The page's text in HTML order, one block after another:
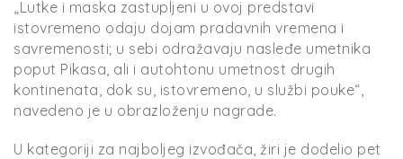
„Lutke i maska zastupljeni u ovoj predstavi
istovremeno odaju dojam pradavnih vremena i
savremenosti; u sebi odražavaju nasleđe umetnika
poput Pikasa, ali i autohtonu umetnost drugih
kontinenata, dok su, istovremeno, u službi pouke“,
navedeno je u obrazloženju nagrade.
U kategoriji za najboljeg izvođača, žiri je dodelio pet